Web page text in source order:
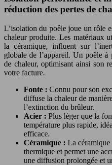
réduction des pertes de
L’isolation du poêle joue un rôle
chaleur produite. Les matériaux
la céramique, influent sur
globale de l’appareil. Un poêle
de chaleur, optimisant ainsi son
votre facture.
Fonte : Connu pour son
diffuse la chaleur de
l’extinction du brûleur.
Acier : Plus léger que la
température plus rapide,
efficace.
Céramique : La
thermique et permet une
une diffusion prolongée et